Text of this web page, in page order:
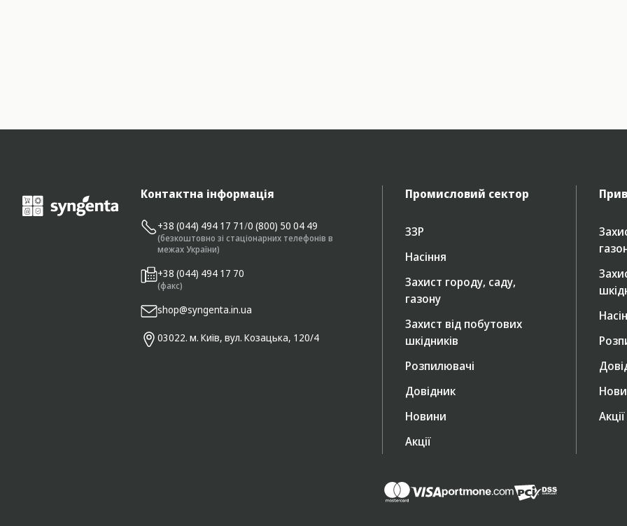
Контактна інформація
+38 (044) 494 17 71/0 (800) 50 04 49
(безкоштовно зі стаціонарних телефонів в
межах України)
+38 (044) 494 17 70
(факс)
shop@syngenta.in.ua
03022. м. Київ, вул. Козацька, 120/4
Промисловий сектор
ЗЗР
Насіння
Захист городу, саду,
газону
Захист від побутових
шкідників
Розпилювачі
Довідник
Новини
Акції
Акції